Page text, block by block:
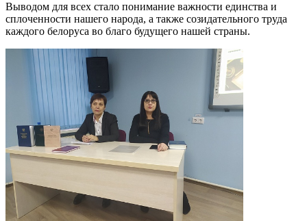
Выводом для всех стало понимание важности единства и
сплоченности нашего народа, а также созидательного труда
каждого белоруса во благо будущего нашей страны.